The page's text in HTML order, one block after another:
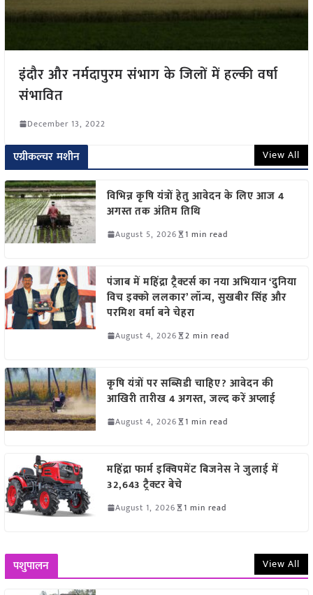
इंदौर और नर्मदापुरम संभाग के जिलों में हल्की वर्षा
संभावित
December 13, 2022
एग्रीकल्चर मशीन View All
विभिन्न कृषि यंत्रों हेतु आवेदन के लिए आज 4
अगस्त तक अंतिम तिथि
August 5, 2026 1 min read
पंजाब में महिंद्रा ट्रैक्टर्स का नया अभियान ‘दुनिया
विच इक्को ललकार’ लॉन्च, सुखबीर सिंह और
परमिश वर्मा बने चेहरा
August 4, 2026 2 min read
कृषि यंत्रों पर सब्सिडी चाहिए? आवेदन की
आखिरी तारीख 4 अगस्त, जल्द करें अप्लाई
August 4, 2026 1 min read
महिंद्रा फार्म इक्विपमेंट बिजनेस ने जुलाई में
32,643 ट्रैक्टर बेचे
August 1, 2026 1 min read
पशुपालन View All